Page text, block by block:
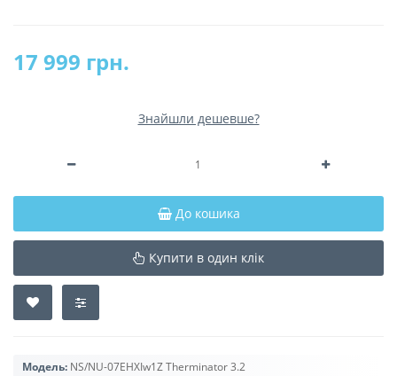
17 999 грн.
Знайшли дешевше?
До кошика
Купити в один клік
Модель: NS/NU-07EHXIw1Z Therminator 3.2